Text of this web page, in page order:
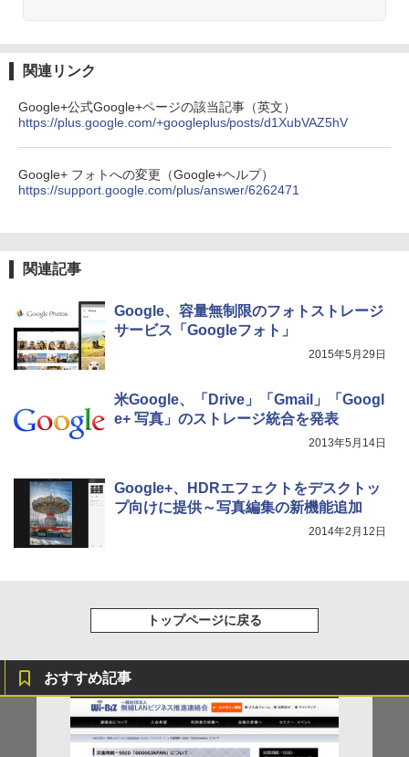
関連リンク
Google+公式Google+ページの該当記事（英文）
https://plus.google.com/+googleplus/posts/d1XubVAZ5hV
Google+ フォトへの変更（Google+ヘルプ）
https://support.google.com/plus/answer/6262471
関連記事
Google、容量無制限のフォトストレージ
サービス「Googleフォト」
2015年5月29日
米Google、「Drive」「Gmail」「Googl
e+ 写真」のストレージ統合を発表
2013年5月14日
Google+、HDRエフェクトをデスクトッ
プ向けに提供～写真編集の新機能追加
2014年2月12日
トップページに戻る
おすすめ記事